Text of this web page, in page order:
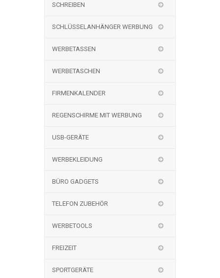
SCHREIBEN
SCHLÜSSELANHÄNGER WERBUNG
WERBETASSEN
WERBETASCHEN
FIRMENKALENDER
REGENSCHIRME MIT WERBUNG
USB-GERÄTE
WERBEKLEIDUNG
BÜRO GADGETS
TELEFON ZUBEHÖR
WERBETOOLS
FREIZEIT
SPORTGERÄTE